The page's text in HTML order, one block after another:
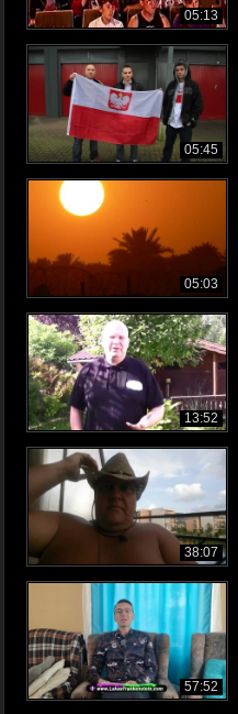
05:13
05:45
05:03
13:52
38:07
57:52